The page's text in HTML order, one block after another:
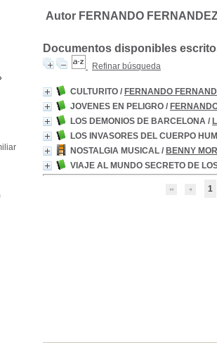
Autor FERNANDO
Documentos disponibles
Refinar búsqueda
CULTURITO / FERNANDO
JOVENES EN PELIGRO /
LOS DEMONIOS DE BARCELONA /
LOS INVASORES DEL CUERPO
NOSTALGIA MUSICAL / BENNY
VIAJE AL MUNDO SECRETO DE
1